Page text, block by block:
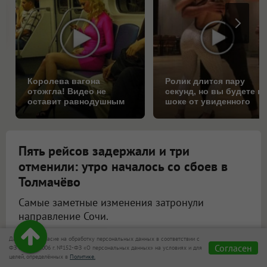
Королева вагона
отожгла! Видео не
оставит равнодушным
Ролик длится пару
секунд, но вы будете в
шоке от увиденного
Пять рейсов задержали и три
отменили: утро началось со сбоев в
Толмачёво
Самые заметные изменения затронули
направление Сочи.
#Аэропорт Толмачёво
Даю своё согласие на обработку персональных данных в соответствии с
ФЗ от 27.07.2006 г. №152-ФЗ «О персональных данных» на условиях и для
целей, определённых в Политике.
Согласен